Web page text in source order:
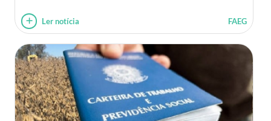
Ler notícia FAEG